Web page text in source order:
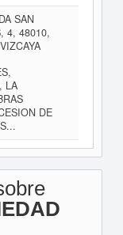
SAN
4, 48010,
LA
DE